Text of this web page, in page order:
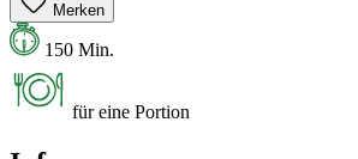
Merken
150 Min.
für eine Portion